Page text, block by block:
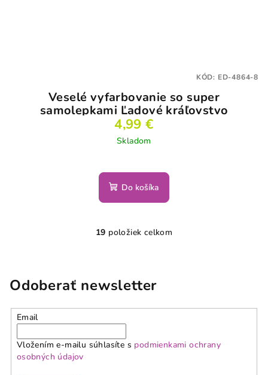
Veselé vyfarbovanie so super
samolepkami Ľadové kráľovstvo
4,99 €
Skladom
Do košíka
KÓD: ED-4864-8
O
á
d
a
e
19 položiek celkom
Odoberať newsletter
Email
Vložením e-mailu súhlasíte s podmienkami ochrany
osobných údajov